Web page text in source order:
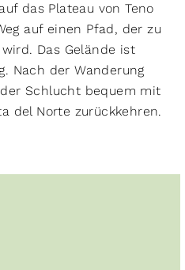
das Plateau von Teno
auf einen Pfad, der zu
Das Gelände ist
Nach der Wanderung
Schlucht bequem mit
del Norte zurückkehren.